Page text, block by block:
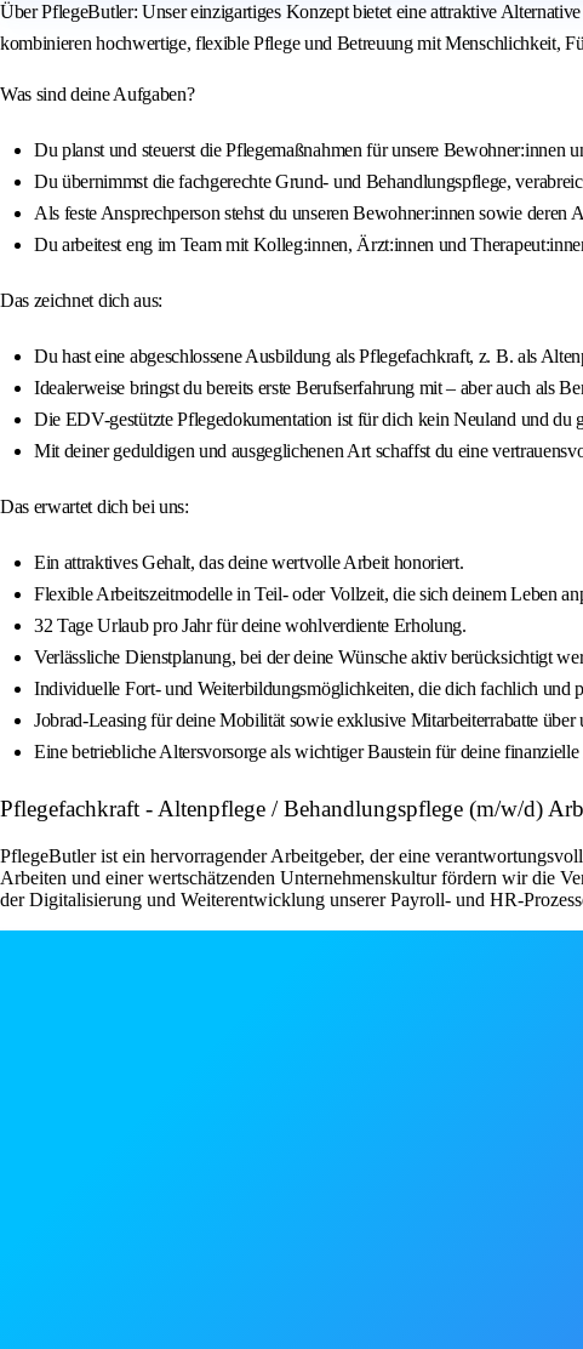
Über PflegeButler: Unser einzigartiges Konzept bietet eine attraktive
kombinieren hochwertige, flexible Pflege und Betreuung mit Menschlichkeit,
Was sind deine Aufgaben?
Du planst und steuerst die Pflegemaßnahmen für unsere Bewohner:innen
Du übernimmst die fachgerechte Grund- und Behandlungspflege,
Als feste Ansprechperson stehst du unseren Bewohner:innen sowie
Du arbeitest eng im Team mit Kolleg:innen, Ärzt:innen und
Das zeichnet dich aus:
Du hast eine abgeschlossene Ausbildung als Pflegefachkraft, z. B. als
Idealerweise bringst du bereits erste Berufserfahrung mit – aber auch als
Die EDV-gestützte Pflegedokumentation ist für dich kein Neuland und du
Mit deiner geduldigen und ausgeglichenen Art schaffst du eine
Das erwartet dich bei uns:
Ein attraktives Gehalt, das deine wertvolle Arbeit honoriert.
Flexible Arbeitszeitmodelle in Teil- oder Vollzeit, die sich deinem Leben
32 Tage Urlaub pro Jahr für deine wohlverdiente Erholung.
Verlässliche Dienstplanung, bei der deine Wünsche aktiv berücksichtigt
Individuelle Fort- und Weiterbildungsmöglichkeiten, die dich fachlich und
Jobrad-Leasing für deine Mobilität sowie exklusive Mitarbeiterrabatte über
Eine betriebliche Altersvorsorge als wichtiger Baustein für deine
Pflegefachkraft - Altenpflege / Behandlungspflege (m/w/d)
PflegeButler ist ein hervorragender Arbeitgeber, der eine
Arbeiten und einer wertschätzenden Unternehmenskultur fördern wir die
der Digitalisierung und Weiterentwicklung unserer Payroll- und HR-